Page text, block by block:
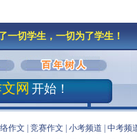
一切学生，一切为了学生！
网 开始！
作文 竞赛作文 小考频道
中考频